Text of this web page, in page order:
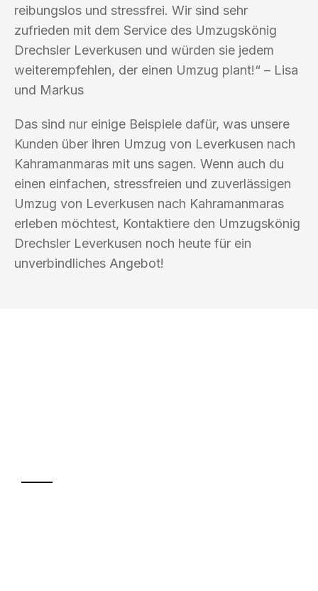
reibungslos und stressfrei. Wir sind sehr
zufrieden mit dem Service des Umzugskönig
Drechsler Leverkusen und würden sie jedem
weiterempfehlen, der einen Umzug plant!“ – Lisa
und Markus
Das sind nur einige Beispiele dafür, was unsere
Kunden über ihren Umzug von Leverkusen nach
Kahramanmaras mit uns sagen. Wenn auch du
einen einfachen, stressfreien und zuverlässigen
Umzug von Leverkusen nach Kahramanmaras
erleben möchtest, Kontaktiere den Umzugskönig
Drechsler Leverkusen noch heute für ein
unverbindliches Angebot!